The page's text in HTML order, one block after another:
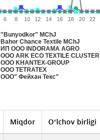
"Bunyodkor" MChJ
Bahor Chance Textile МChJ
ИП ООО INDORAMA AGRO
ООО ARK ECO TEXTILE CLUSTER
ООО KHANTEX-GROUP
ООО TETRATEX
ООО" Фейхан Текс"
6 8 10 12 14 16 18 20 22
Miqdor O‘lchov birligi